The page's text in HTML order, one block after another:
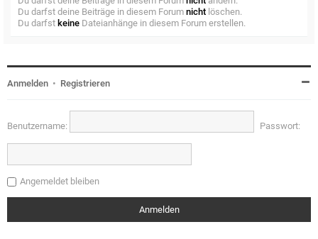
Du darfst deine Beiträge in diesem Forum nicht löschen.
Du darfst keine Dateianhänge in diesem Forum erstellen.
Anmelden • Registrieren
Benutzername: Passwort:
Angemeldet bleiben